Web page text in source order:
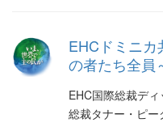
EHCドミニ
の者たち全員
EHC国際総裁デ
総裁タナー・ピ